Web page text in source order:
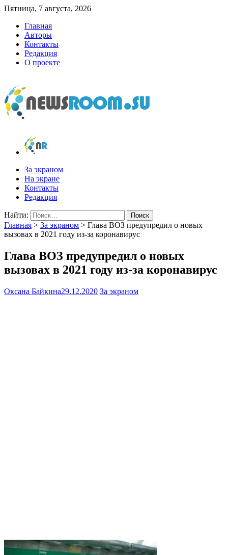
Пятница, 7 августа, 2026
Главная
Авторы
Контакты
Редакция
О проекте
newsroom.su
Новости о новостях
За экраном
На экране
Контакты
Редакция
Найти:
Главная > За экраном > Глава ВОЗ предупредил о новых
вызовах в 2021 году из-за коронавирус
Глава ВОЗ предупредил о новых
вызовах в 2021 году из-за коронавирус
Оксана Байкина29.12.2020 За экраном